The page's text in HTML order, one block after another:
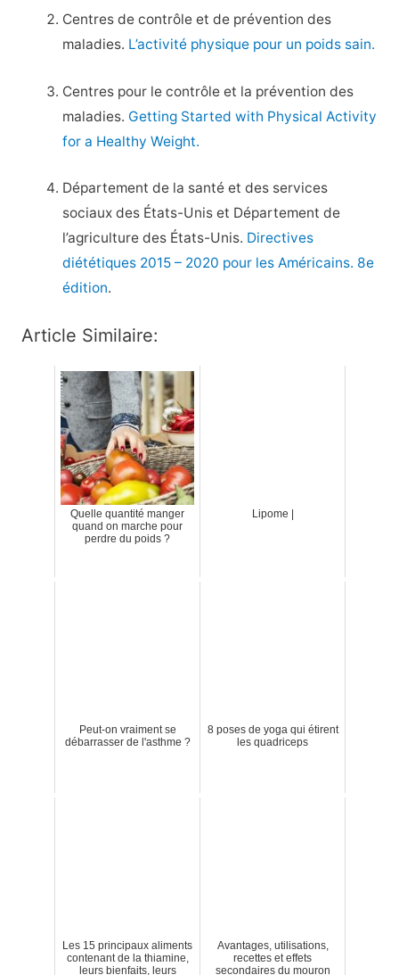
Centres de contrôle et de prévention des
maladies. L’activité physique pour un poids sain.
Centres pour le contrôle et la prévention des
maladies. Getting Started with Physical Activity
for a Healthy Weight.
Département de la santé et des services
sociaux des États-Unis et Département de
l’agriculture des États-Unis. Directives
diététiques 2015 – 2020 pour les Américains. 8e
édition.
Article Similaire:
Quelle quantité manger
quand on marche pour
perdre du poids ?
Lipome |
Peut-on vraiment se
débarrasser de l'asthme ?
8 poses de yoga qui étirent
les quadriceps
Les 15 principaux aliments
contenant de la thiamine,
leurs bienfaits, leurs
Avantages, utilisations,
recettes et effets
secondaires du mouron